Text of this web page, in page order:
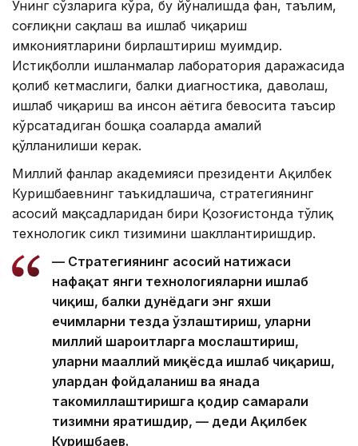
Унинг сўзларига кўра, бу йўналишда фан, таълим,
соғлиқни сақлаш ва ишлаб чиқариш
имкониятларини бирлаштириш муҳимдир.
Истиқболли ишланмалар лаборатория даражасида
қолиб кетмаслиги, балки диагностика, даволаш,
ишлаб чиқариш ва инсон ҳаётига бевосита таъсир
кўрсатадиган бошқа соҳаларда амалий
қўлланилиши керак.
Миллий фанлар академияси президенти Ақилбек
Куришбаевнинг таъкидлашича, стратегиянинг
асосий мақсадларидан бири Қозоғистонда тўлиқ
технологик сикл тизимини шакллантиришдир.
— Стратегиянинг асосий натижаси
нафақат янги технологияларни ишлаб
чиқиш, балки дунёдаги энг яхши
ечимларни тезда ўзлаштириш, уларни
миллий шароитларга мослаштириш,
уларни маҳаллий миқёсда ишлаб чиқариш,
улардан фойдаланиш ва янада
такомиллаштиришга қодир самарали
тизимни яратишдир, — деди Ақилбек
Куришбаев.